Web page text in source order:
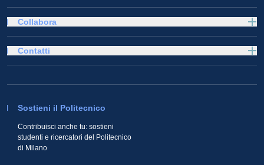
Collabora
Sostieni il Politecnico
Contribuisci anche tu: sostieni
studenti e ricercatori del Politecnico
di Milano
Contatti